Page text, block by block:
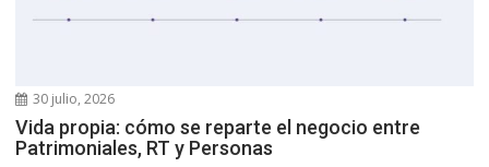
30 julio, 2026
Vida propia: cómo se reparte el negocio entre
Patrimoniales, RT y Personas